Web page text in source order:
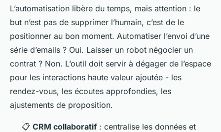
L’automatisation libère du temps, mais attention : le
but n’est pas de supprimer l’humain, c’est de le
positionner au bon moment. Automatiser l’envoi d’une
série d’emails ? Oui. Laisser un robot négocier un
contrat ? Non. L’outil doit servir à dégager de l’espace
pour les interactions haute valeur ajoutée - les
rendez-vous, les écoutes approfondies, les
ajustements de proposition.
📋 CRM collaboratif : centralise les données et